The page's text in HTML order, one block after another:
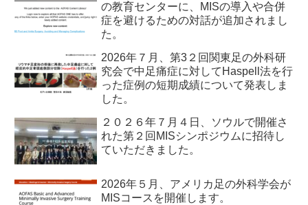
の教育センターに、MISの導入や合併
症を避けるための対話が追加されまし
た。
2026年７月、第3２回関東足の外科研
究会で中足痛症に対してHaspell法を行
った症例の短期成績について発表しま
した。
２０２６年７月４日、ソウルで開催さ
れた第２回MISシンポジウムに招待し
ていただきました。
2026年５月、アメリカ足の外科学会が
MISコースを開催します。